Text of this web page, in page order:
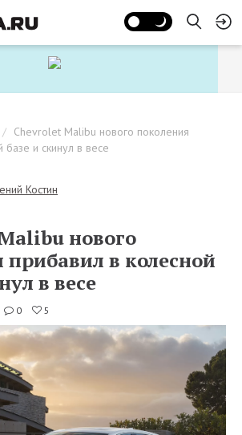
Chevrolet Malibu нового поколения
базе и скинул в весе
Костин
нового
прибавил в колесной
в весе
0 5